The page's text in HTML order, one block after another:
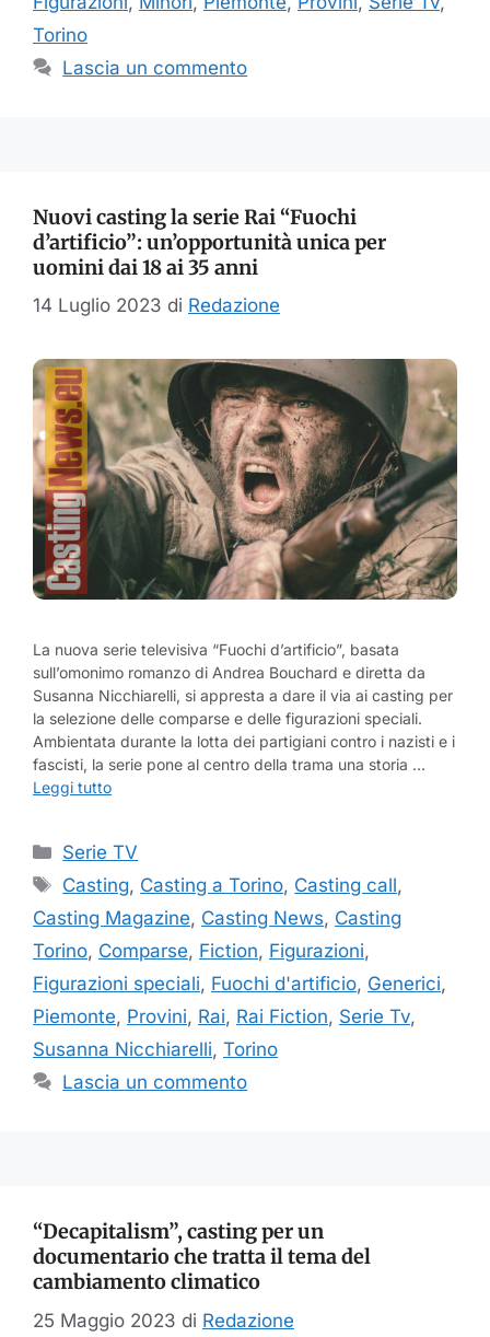
Torino
Lascia un commento
Nuovi casting la serie Rai “Fuochi
d’artificio”: un’opportunità unica per
uomini dai 18 ai 35 anni
14 Luglio 2023 di Redazione
La nuova serie televisiva “Fuochi d’artificio”, basata
sull’omonimo romanzo di Andrea Bouchard e diretta da
Susanna Nicchiarelli, si appresta a dare il via ai casting per
la selezione delle comparse e delle figurazioni speciali.
Ambientata durante la lotta dei partigiani contro i nazisti e i
fascisti, la serie pone al centro della trama una storia …
Leggi tutto
Categorie
Serie TV
Tag
Casting, Casting a Torino, Casting call,
Casting Magazine, Casting News, Casting
Torino, Comparse, Fiction, Figurazioni,
Figurazioni speciali, Fuochi d'artificio, Generici,
Piemonte, Provini, Rai, Rai Fiction, Serie Tv,
Susanna Nicchiarelli, Torino
Lascia un commento
“Decapitalism”, casting per un
documentario che tratta il tema del
cambiamento climatico
25 Maggio 2023 di Redazione